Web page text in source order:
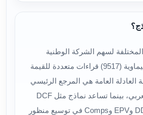
لسهم الشركة الوطنية
لصناعة الأسمدة الكيماوية (9517) قراءات متعددة للقيمة
العادلة العامة هي المرجع الرئيسي
على موقع السهم العربي، بينما تساعد نماذج مثل DCF
وBen Graham وDDM وEPV وComps في توسيع منظور